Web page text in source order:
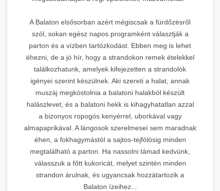
A Balaton elsősorban azért mégiscsak a fürdőzésről
szól, sokan egész napos programként választják a
parton és a vízben tartózkodást. Ebben meg is lehet
éhezni, de a jó hír, hogy a strandokon remek ételekkel
találkozhatunk, amelyek kifejezetten a strandolók
igényei szerint készülnek. Aki szereti a halat, annak
muszáj megkóstolnia a balatoni halakból készült
halászlevet, és a balatoni hekk is kihagyhatatlan azzal
a bizonyos ropogós kenyérrel, uborkával vagy
almapaprikával. A lángosok szerelmesei sem maradnak
éhen, a fokhagymástól a sajtos-tejfölösig minden
megtalálható a parton. Ha nassolni támad kedvünk,
válasszuk a főtt kukoricát, melyet szintén minden
strandon árulnak, és ugyancsak hozzátartozik a
Balaton ízeihez...